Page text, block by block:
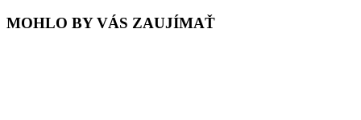
MOHLO BY VÁS ZAUJÍMAŤ